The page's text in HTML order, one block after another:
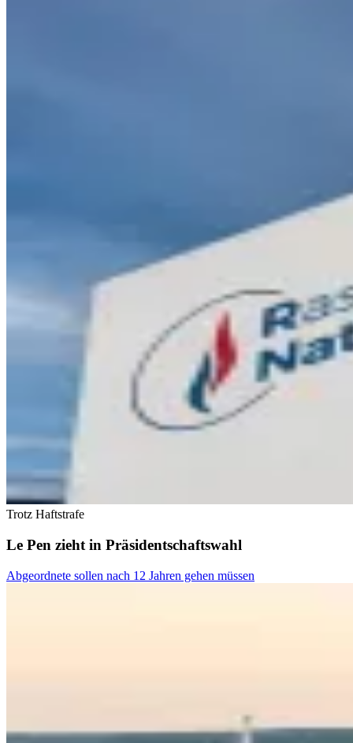
Trotz Haftstrafe
Le Pen zieht in Präsidentschaftswahl
Abgeordnete sollen nach 12 Jahren gehen müssen